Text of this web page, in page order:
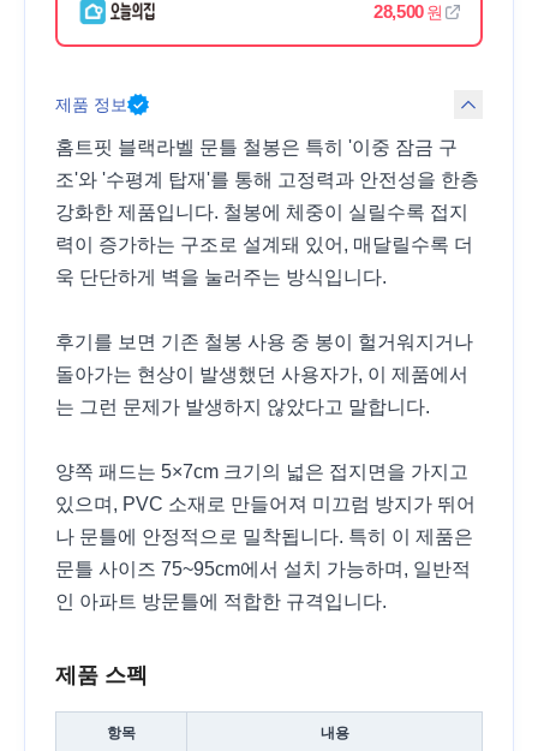
28,500원
제품 정보
홈트핏 블랙라벨 문틀 철봉은 특히 '이중 잠금 구
조'와 '수평계 탑재'를 통해 고정력과 안전성을 한층
강화한 제품입니다. 철봉에 체중이 실릴수록 접지
력이 증가하는 구조로 설계돼 있어, 매달릴수록 더
욱 단단하게 벽을 눌러주는 방식입니다.
후기를 보면 기존 철봉 사용 중 봉이 헐거워지거나
돌아가는 현상이 발생했던 사용자가, 이 제품에서
는 그런 문제가 발생하지 않았다고 말합니다.
양쪽 패드는 5×7cm 크기의 넓은 접지면을 가지고
있으며, PVC 소재로 만들어져 미끄럼 방지가 뛰어
나 문틀에 안정적으로 밀착됩니다. 특히 이 제품은
문틀 사이즈 75~95cm에서 설치 가능하며, 일반적
인 아파트 방문틀에 적합한 규격입니다.
제품 스펙
항목 내용